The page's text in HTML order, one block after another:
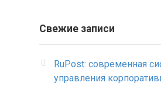
Свежие записи
RuPost: современная
управления